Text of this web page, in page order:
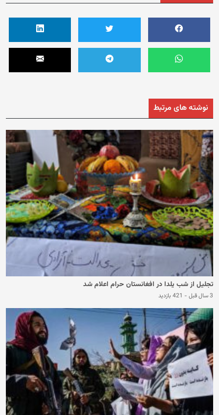
نوشته های مرتبط
تجلیل از شب یلدا در افغانستان حرام اعلام شد
3 سال قبل - 421 بازدید